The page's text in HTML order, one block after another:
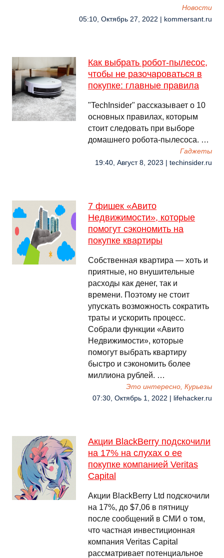
Новости
05:10, Октябрь 27, 2022 | kommersant.ru
Как выбрать робот-пылесос,
чтобы не разочароваться в
покупке: главные правила
"TechInsider" рассказывает о 10
основных правилах, которым
стоит следовать при выборе
домашнего робота-пылесоса. …
Гаджеты
19:40, Август 8, 2023 | techinsider.ru
7 фишек «Авито
Недвижимости», которые
помогут сэкономить на
покупке квартиры
Собственная квартира — хоть и
приятные, но внушительные
расходы как денег, так и
времени. Поэтому не стоит
упускать возможность сократить
траты и ускорить процесс.
Собрали функции «Авито
Недвижимости», которые
помогут выбрать квартиру
быстро и сэкономить более
миллиона рублей. …
Это интересно, Курьезы
07:30, Октябрь 1, 2022 | lifehacker.ru
Акции BlackBerry подскочили
на 17% на слухах о ее
покупке компанией Veritas
Capital
Акции BlackBerry Ltd подскочили
на 17%, до $7,06 в пятницу
после сообщений в СМИ о том,
что частная инвестиционная
компания Veritas Capital
рассматривает потенциальное